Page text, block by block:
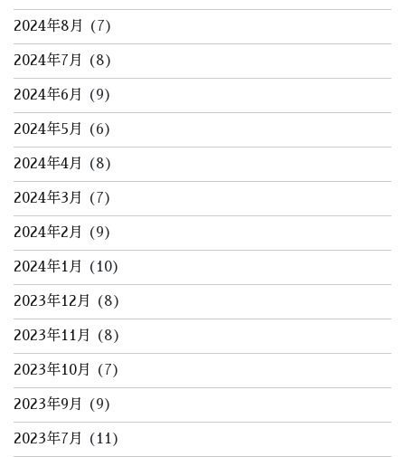
2024年8月 (7)
2024年7月 (8)
2024年6月 (9)
2024年5月 (6)
2024年4月 (8)
2024年3月 (7)
2024年2月 (9)
2024年1月 (10)
2023年12月 (8)
2023年11月 (8)
2023年10月 (7)
2023年9月 (9)
2023年7月 (11)